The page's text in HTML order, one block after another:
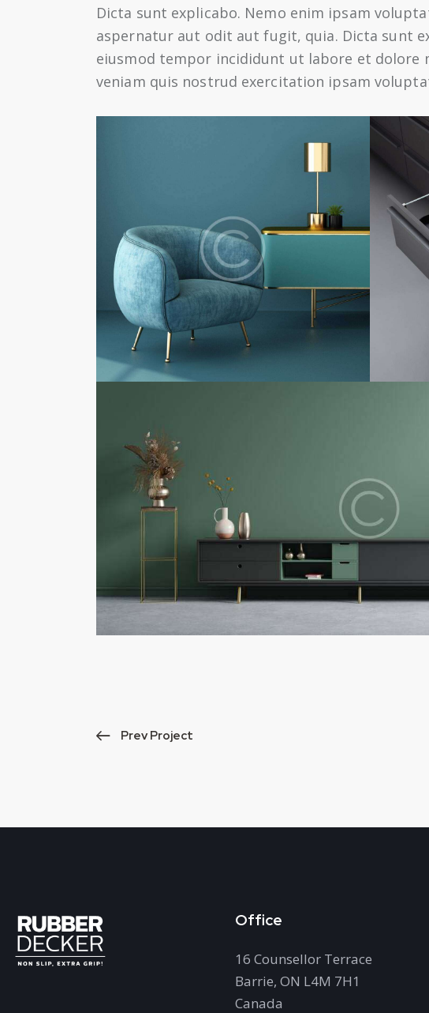
Dicta sunt explicabo. Nemo enim ipsam
aspernatur aut odit aut fugit, quia. Dicta sunt
eiusmod tempor incididunt ut labore et dolore
veniam quis nostrud exercitation ipsam
Prev Project
Office
16 Counsellor Terrace
Barrie, ON L4M 7H1
Canada